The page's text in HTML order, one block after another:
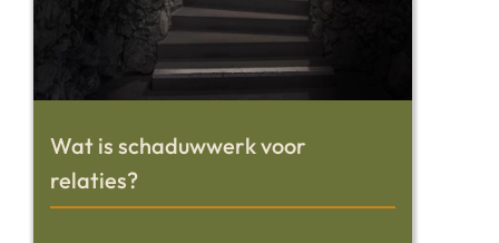
Wat is schaduwwerk voor
relaties?